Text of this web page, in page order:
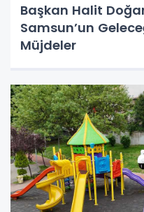
Başkan Halit
Samsun’un
Müjdeler